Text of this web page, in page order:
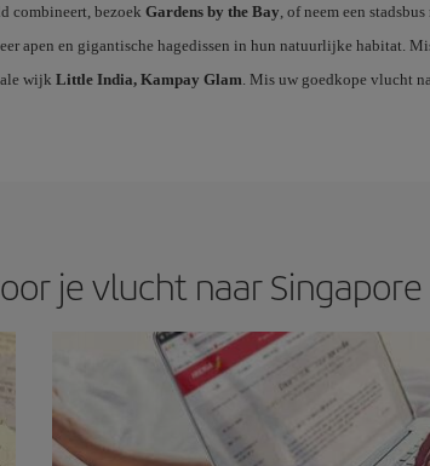
combineert, bezoek Gardens by the Bay , of neem een
apen en gigantische hagedissen in hun natuurlijke habitat.
wijk Little India, Kampay Glam . Mis uw goedkope vlucht
je vlucht naar